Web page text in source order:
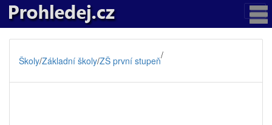
Školy/Základní školy/ZŠ první stupeň/